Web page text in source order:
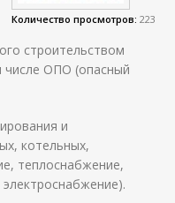
Количество просмотров: 223
строительством
числе ОПО (опасный
и
котельных,
теплоснабжение,